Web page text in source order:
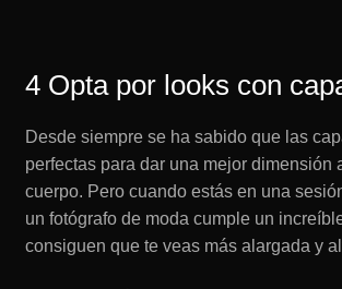
4 Opta por looks con
Desde siempre se ha sabido que las
perfectas para dar una mejor dimensión
cuerpo. Pero cuando estás en una
un fotógrafo de moda cumple un
consiguen que te veas más alargada y